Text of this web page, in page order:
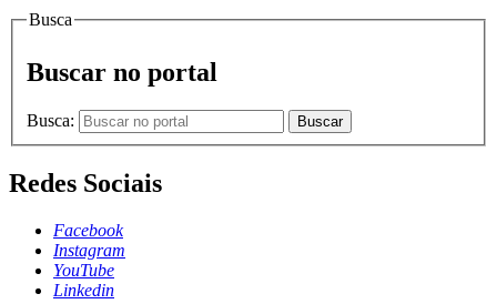
Busca
Buscar no portal
Busca: Buscar
Redes Sociais
Facebook
Instagram
YouTube
Linkedin